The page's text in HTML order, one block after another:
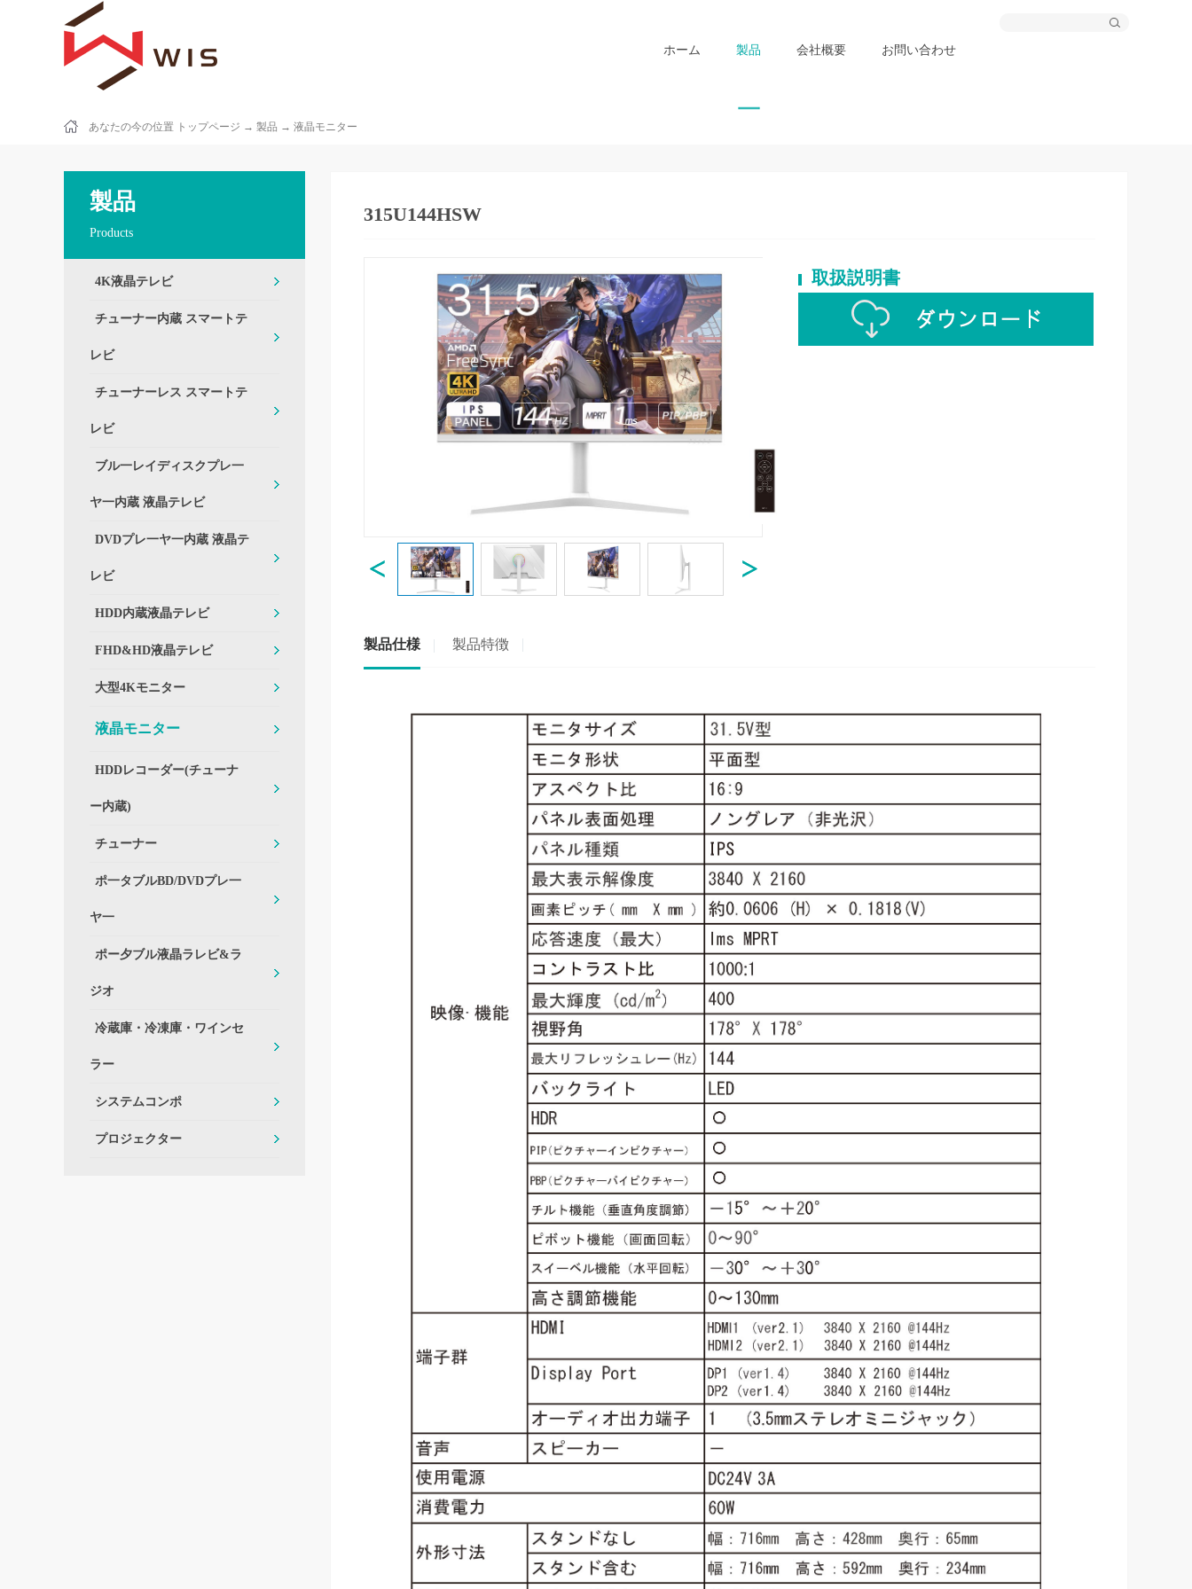
ホーム 製品 会社概要 お問い合わせ
あなたの今の位置 トップページ → 製品 → 液晶モニター
製品
Products
4K液晶テレビ
チューナー内蔵 スマートテ
レビ
チューナーレス スマートテ
レビ
ブル一レイディスクプレ一
ヤ一内蔵 液晶テレビ
DVDプレ一ヤ一内蔵 液晶テ
レビ
HDD内蔵液晶テレビ
FHD&HD液晶テレビ
大型4Kモニター
液晶モニター
HDDレコーダー(チューナ
ー内蔵)
チューナー
ポ一タブルBD/DVDプレ一
ヤ一
ポー夕ブル液晶ラレビ&ラ
ジオ
冷蔵庫・冷凍庫・ワインセ
ラー
システムコンポ
プロジェクター
315U144HSW
取扱説明書
製品仕様 製品特徴